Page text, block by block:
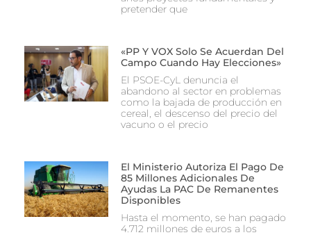
pretender que
«PP Y VOX Solo Se Acuerdan Del
Campo Cuando Hay Elecciones»
El PSOE-CyL denuncia el
abandono al sector en problemas
como la bajada de producción en
cereal, el descenso del precio del
vacuno o el precio
El Ministerio Autoriza El Pago De
85 Millones Adicionales De
Ayudas La PAC De Remanentes
Disponibles
Hasta el momento, se han pagado
4.712 millones de euros a los